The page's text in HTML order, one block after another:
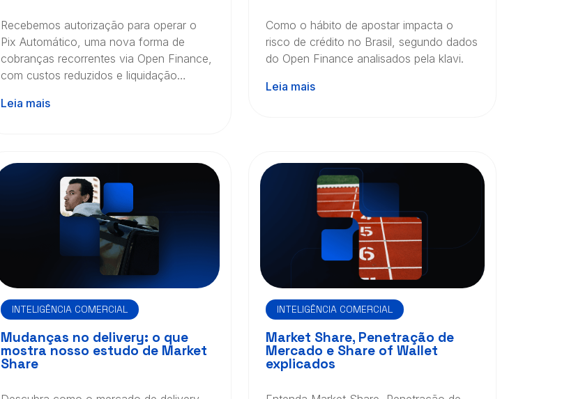
Recebemos autorização para operar o
Pix Automático, uma nova forma de
cobranças recorrentes via Open Finance,
com custos reduzidos e liquidação
Leia mais
Como o hábito de apostar impacta o
risco de crédito no Brasil, segundo dados
do Open Finance analisados pela klavi.
Leia mais
INTELIGÊNCIA COMERCIAL
Mudanças no delivery: o que
mostra nosso estudo de Market
Share
INTELIGÊNCIA COMERCIAL
Market Share, Penetração de
Mercado e Share of Wallet
explicados